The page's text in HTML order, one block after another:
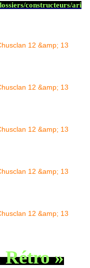
constructeurs/ari
Rétro »